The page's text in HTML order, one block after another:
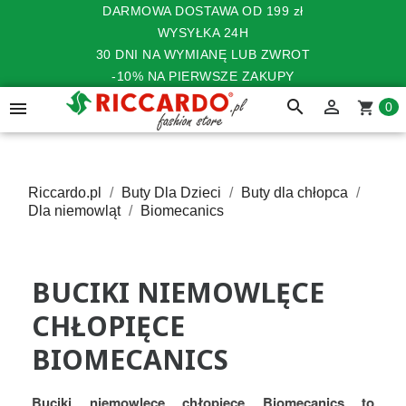
DARMOWA DOSTAWA OD 199 zł
WYSYŁKA 24H
30 DNI NA WYMIANĘ LUB ZWROT
-10% NA PIERWSZE ZAKUPY
 search  shopping_cart 0
Riccardo.pl Buty Dla Dzieci
Buty dla chłopca
Dla niemowląt
Biomecanics
BUCIKI NIEMOWLĘCE
CHŁOPIĘCE
BIOMECANICS